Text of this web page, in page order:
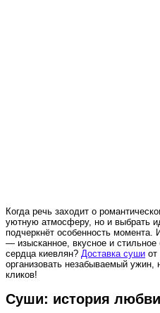
Когда речь заходит о
уютную атмосферу, но и выбрать
подчеркнёт особенность
— изысканное, вкусное и
сердца киевлян? Доставка суши от
организовать незабываемый ужин,
кликов!
Суши: история любви